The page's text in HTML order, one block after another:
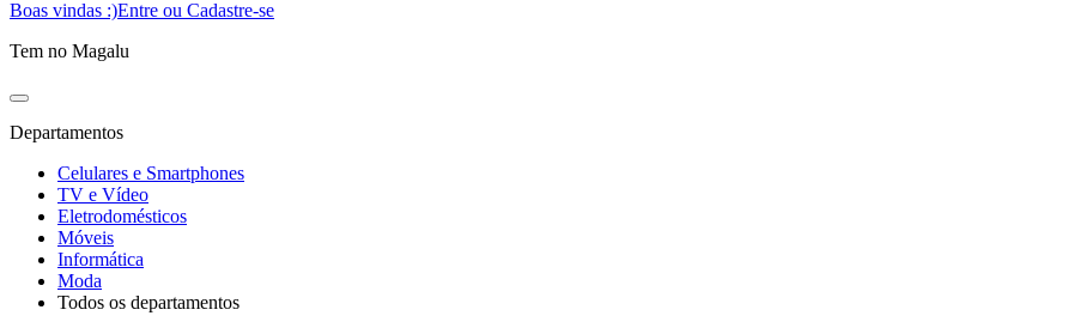
Boas vindas :)Entre ou Cadastre-se
Tem no Magalu
Departamentos
Celulares e Smartphones
TV e Vídeo
Eletrodomésticos
Móveis
Informática
Moda
Todos os departamentos